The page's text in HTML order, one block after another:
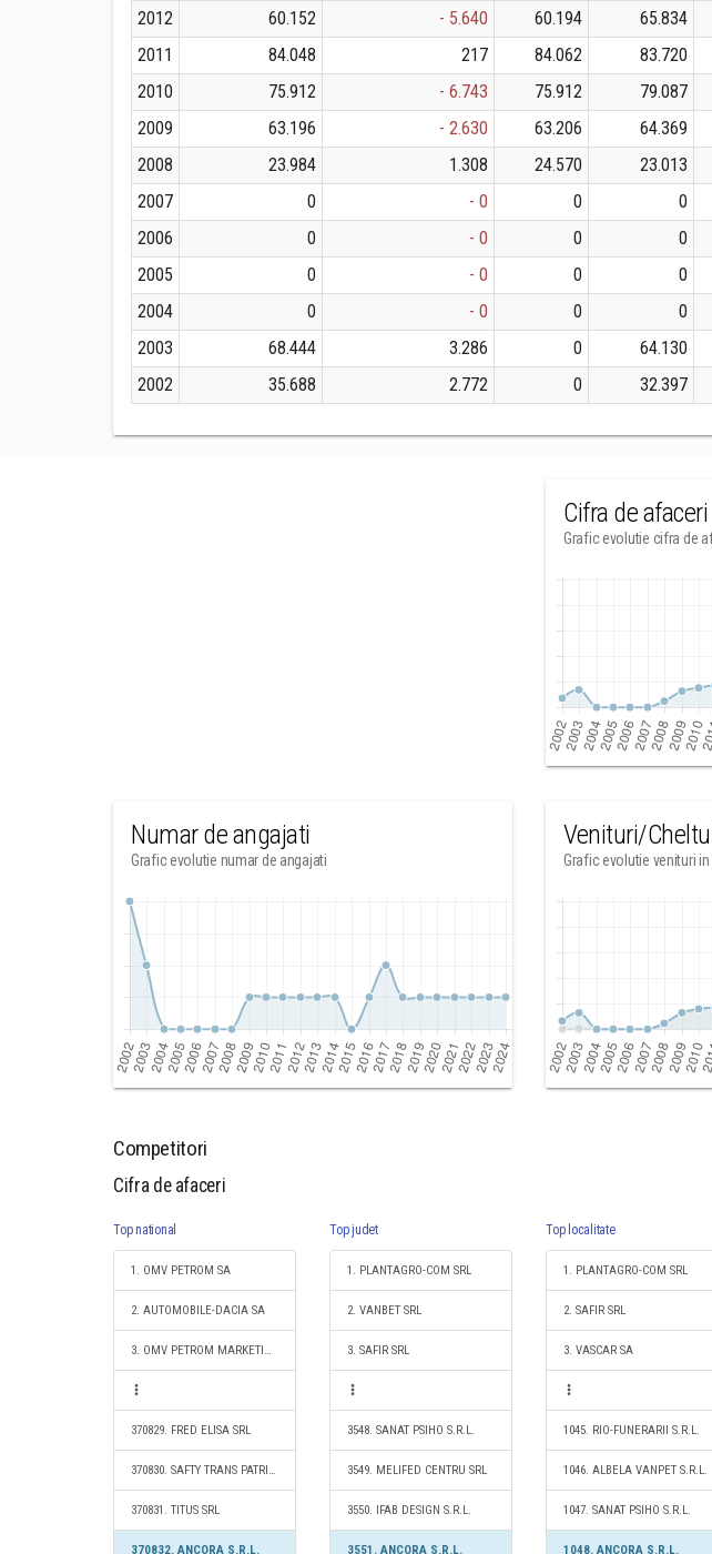
2012
60.152 - 5.640 60.194 65.834
2011
84.048 217 84.062 83.720
2010
75.912 - 6.743 75.912 79.087
2009
63.196 - 2.630 63.206 64.369
2008
23.984 1.308 24.570 23.013
2007
0 - 0 0 0
2006
0 - 0 0 0
2005
0 - 0 0 0
2004
0 - 0 0 0
2003
68.444 3.286 0 64.130
2002
35.688 2.772 0 32.397
Cifra de afaceri
Grafic evolutie cifra de
Numar de angajati
Grafic evolutie numar de angajati
Venituri/
Grafic evolutie venituri
Competitori
Cifra de afaceri
Top national
1. OMV PETROM SA
2. AUTOMOBILE-DACIA SA
3. OMV PETROM MARKETING SRL
370829. FRED ELISA SRL
370830. SAFTY TRANS PATRICK S.R.L.
370831. TITUS SRL
370832. ANCORA S.R.L.
Top judet
1. PLANTAGRO-COM SRL
2. VANBET SRL
3. SAFIR SRL
3548. SANAT PSIHO S.R.L.
3549. MELIFED CENTRU SRL
3550. IFAB DESIGN S.R.L.
3551. ANCORA S.R.L.
Top localitate
1. PLANTAGRO-COM SRL
2. SAFIR SRL
3. VASCAR SA
1045. RIO-FUNERARII S.R.L.
1046. ALBELA VANPET S.R.L.
1047. SANAT PSIHO S.R.L.
1048. ANCORA S.R.L.